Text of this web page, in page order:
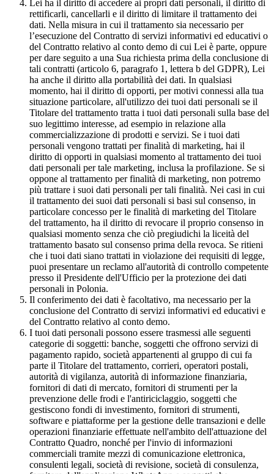
Lei ha il diritto di accedere ai propri dati personali, il diritto di
rettificarli, cancellarli e il diritto di limitare il trattamento dei
dati. Nella misura in cui il trattamento sia necessario per
l’esecuzione del Contratto di servizi informativi ed educativi o
del Contratto relativo al conto demo di cui Lei è parte, oppure
per dare seguito a una Sua richiesta prima della conclusione di
tali contratti (articolo 6, paragrafo 1, lettera b del GDPR), Lei
ha anche il diritto alla portabilità dei dati. In qualsiasi
momento, hai il diritto di opporti, per motivi connessi alla tua
situazione particolare, all'utilizzo dei tuoi dati personali se il
Titolare del trattamento tratta i tuoi dati personali sulla base del
suo legittimo interesse, ad esempio in relazione alla
commercializzazione di prodotti e servizi. Se i tuoi dati
personali vengono trattati per finalità di marketing, hai il
diritto di opporti in qualsiasi momento al trattamento dei tuoi
dati personali per tale marketing, inclusa la profilazione. Se si
oppone al trattamento per finalità di marketing, non potremo
più trattare i suoi dati personali per tali finalità. Nei casi in cui
il trattamento dei suoi dati personali si basi sul consenso, in
particolare concesso per le finalità di marketing del Titolare
del trattamento, ha il diritto di revocare il proprio consenso in
qualsiasi momento senza che ciò pregiudichi la liceità del
trattamento basato sul consenso prima della revoca. Se ritieni
che i tuoi dati siano trattati in violazione dei requisiti di legge,
puoi presentare un reclamo all'autorità di controllo competente
presso il Presidente dell'Ufficio per la protezione dei dati
personali in Polonia.
Il conferimento dei dati è facoltativo, ma necessario per la
conclusione del Contratto di servizi informativi ed educativi e
del Contratto relativo al conto demo.
I tuoi dati personali possono essere trasmessi alle seguenti
categorie di soggetti: banche, soggetti che offrono servizi di
pagamento rapido, società appartenenti al gruppo di cui fa
parte il Titolare del trattamento, corrieri, operatori postali,
autorità di vigilanza, autorità di informazione finanziaria,
fornitori di dati di mercato, fornitori di strumenti per la
prevenzione delle frodi e l'antiriciclaggio, soggetti che
gestiscono fondi di investimento, fornitori di strumenti,
software e piattaforme per la gestione delle transazioni e delle
operazioni finanziarie effettuate nell'ambito dell'attuazione del
Contratto Quadro, nonché per l'invio di informazioni
commerciali tramite mezzi di comunicazione elettronica,
consulenti legali, società di revisione, società di consulenza,